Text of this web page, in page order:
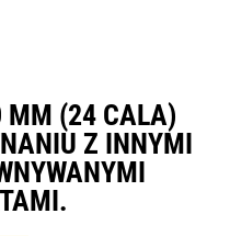
MM (24 CALA)
Z INNYMI